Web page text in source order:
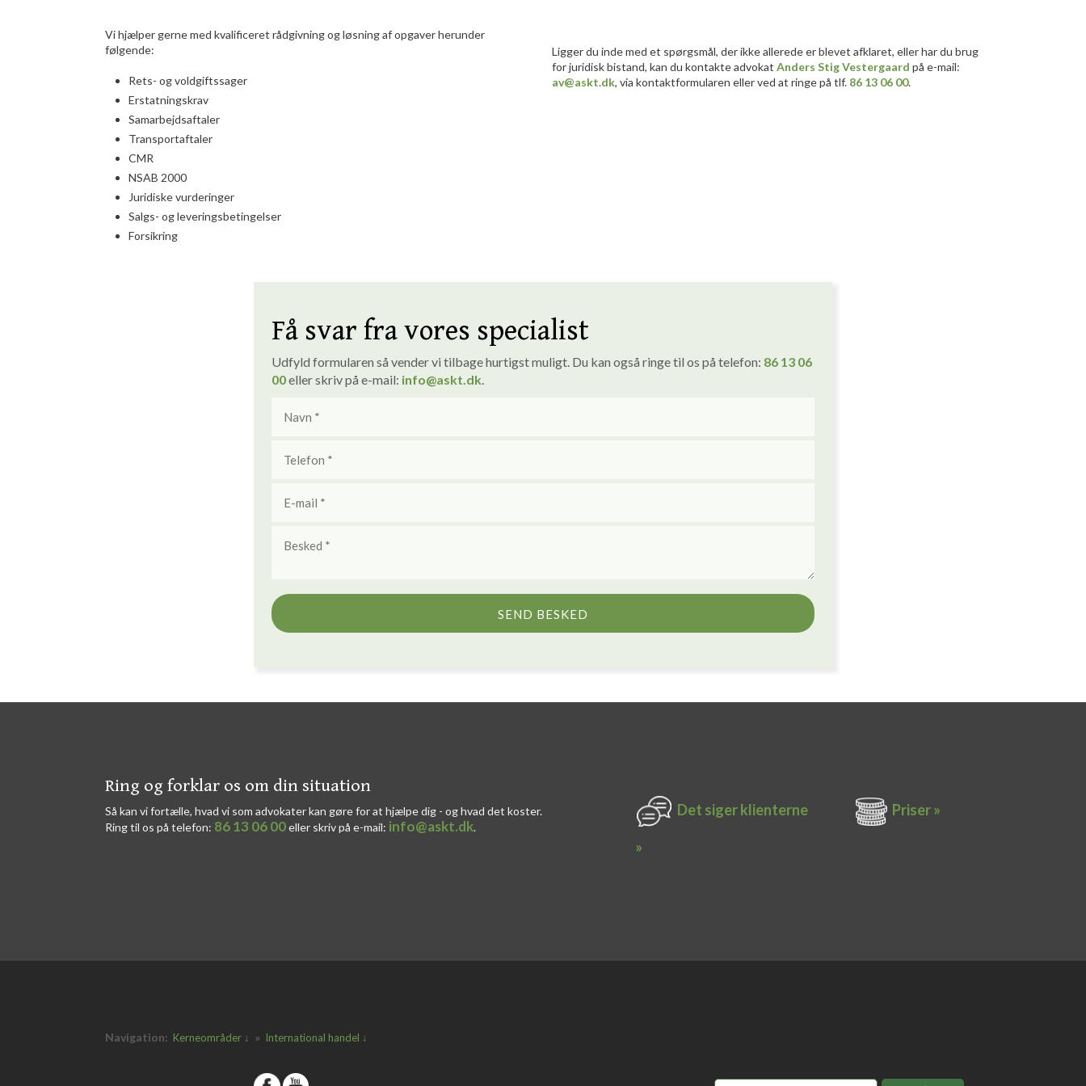
Vi hjælper gerne med kvalificeret rådgivning og løsning af opgaver herunder
følgende:
Rets- og voldgiftssager
Erstatningskrav
Samarbejdsaftaler
Transportaftaler
CMR
NSAB 2000
Juridiske vurderinger
Salgs- og leveringsbetingelser
Forsikring
​Ligger du inde med et spørgsmål, der ikke allerede er blevet afklaret, eller har du brug
for juridisk bistand, kan du kontakte advokat Anders Stig Vestergaard på e-mail:
av@askt.dk, via kontaktformularen eller ved at ringe på tlf. 86 13 06 00.
Få svar fra vores specialist
Udfyld formularen så vender vi tilbage hurtigst muligt. ​Du kan også ringe til os på telefon: 86 1 3 06
00eller skriv på e-mail: info@askt.dk
​​Ring og forklar os om din situation
Så kan vi fortælle, hvad vi som advokater kan gøre for at hjælpe dig - og hvad det koster.
Ring til os på telefon: 86 13 06 00eller skriv på e-mail: info@askt.dk​.​
Det siger k​lienterne​
»
Priser »
Navigation: Kerneområder ↓ » International handel ↓
​